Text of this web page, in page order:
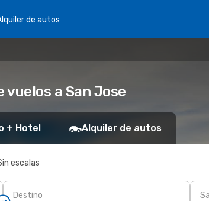
de autos
a San Jose
+ Hotel Alquiler de autos
escalas
Destino